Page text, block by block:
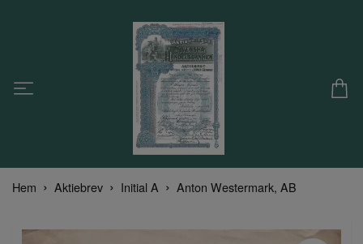
Hem Aktiebrev Initial A Anton Westermark, AB